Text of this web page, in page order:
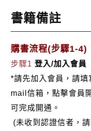
書籍備註
購書流程(步驟1-4)
步驟1登入/加入會員
*請先加入會員，請
mail信箱，點擊會員
可完成開通。
(未收到認證信者，